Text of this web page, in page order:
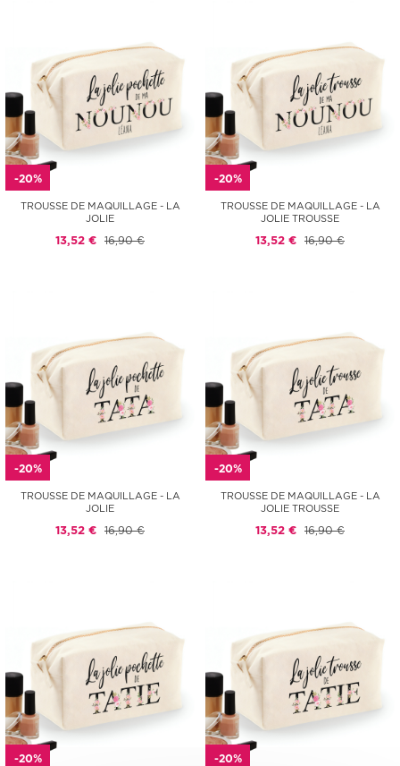
-20%
TROUSSE DE MAQUILLAGE - LA
JOLIE
13,52 € 16,90 €
-20%
TROUSSE DE MAQUILLAGE - LA
JOLIE TROUSSE
13,52 € 16,90 €
-20%
TROUSSE DE MAQUILLAGE - LA
JOLIE
13,52 € 16,90 €
-20%
TROUSSE DE MAQUILLAGE - LA
JOLIE TROUSSE
13,52 € 16,90 €
-20% -20%